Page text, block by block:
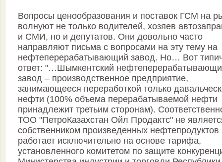
Вопросы ценообразования и поставок ГСМ на
волнуют не только водителей, хозяев
и СМИ, но и депутатов. Они довольно часто
направляют письма с вопросами на эту тему на
нефтеперерабатывающий завод. Но… Вот
ответ: "…Шымкентский
завод – производственное предприятие,
занимающееся переработкой только
нефти (100% объема перерабатываемой нефти
принадлежит третьим сторонам).
ТОО "ПетроКазахстан Ойл Продактс" не
собственником произведенных нефтепродуктов
работает исключительно на основе тарифа,
установленного комитетом по защите